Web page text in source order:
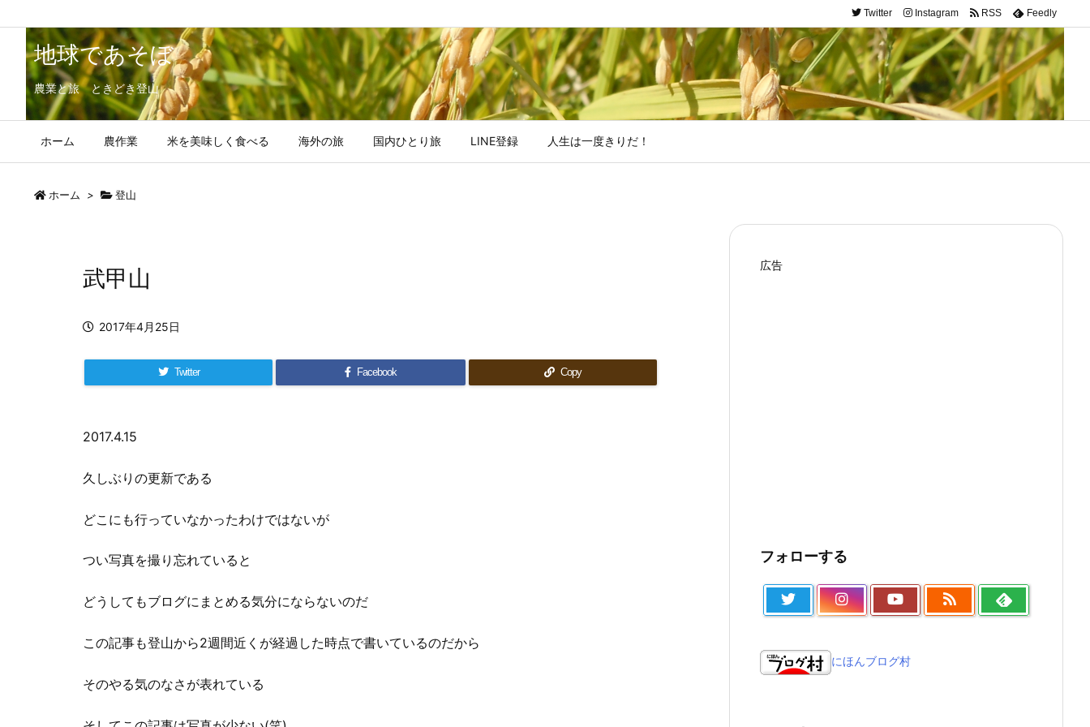
地球であそぼ
農業と旅 ときどき登山
ホーム 農作業 米を美味しく食べる 海外の旅 国内ひとり旅 LINE登録 人生は一度きりだ！
Twitter Instagram RSS Feedly
ホーム > 登山
武甲山
2017年4月25日
Twitter Facebook Copy
2017.4.15
久しぶりの更新である
どこにも行っていなかったわけではないが
つい写真を撮り忘れていると
どうしてもブログにまとめる気分にならないのだ
この記事も登山から2週間近くが経過した時点で書いているのだから
そのやる気のなさが表れている
広告
フォローする
にほんブログ村